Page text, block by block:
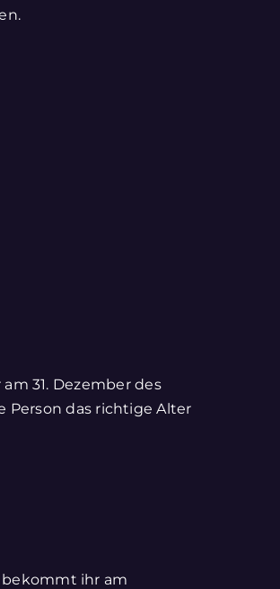
31. Dezember des
Person das richtige Alter
ihr am